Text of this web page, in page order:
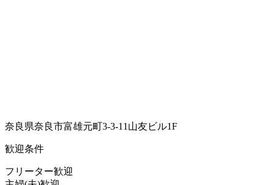
奈良県奈良市富雄元町3-3-11山友ビル1F
歓迎条件
フリーター歓迎